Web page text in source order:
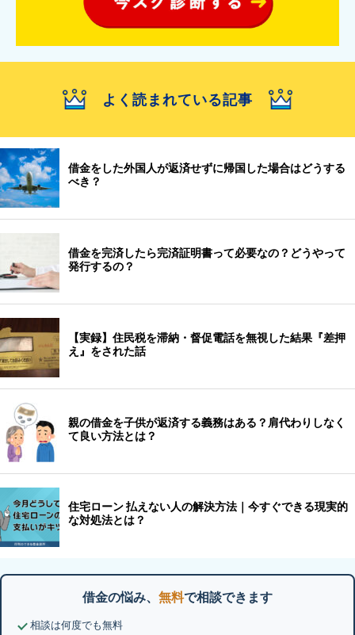
よく読まれている記事
借金の悩み、 無料で相談できます
相談は何度でも無料